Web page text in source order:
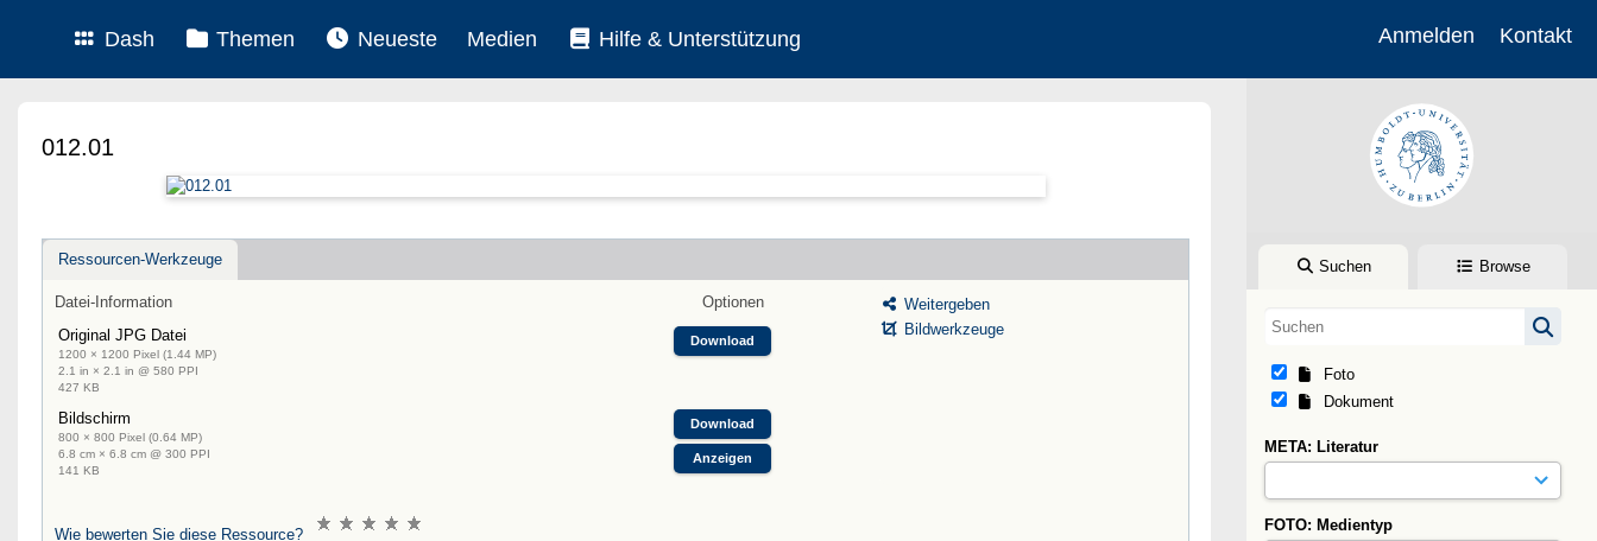
Dash Themen Neueste Medien Hilfe & Unterstützung Anmelden Kontakt
Suchen Browse
Foto
Dokument
META: Literatur
FOTO: Medientyp
012.01
Ressourcen-Werkzeuge
Datei-Information
Optionen
Original JPG Datei
1200 × 1200 Pixel (1.44 MP)
2.1 in × 2.1 in @ 580 PPI
427 KB
Download
Bildschirm
800 × 800 Pixel (0.64 MP)
6.8 cm × 6.8 cm @ 300 PPI
141 KB
Download
Anzeigen
Weitergeben
Bildwerkzeuge
Wie bewerten Sie diese Ressource?